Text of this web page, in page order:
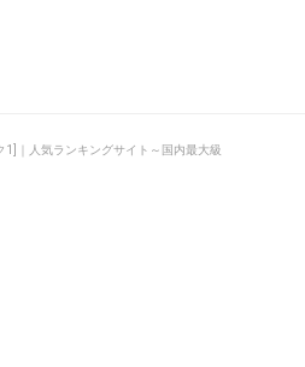
1]｜人気ランキングサイト～国内最大級